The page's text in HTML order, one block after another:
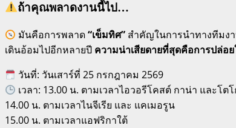
ถ้าคุณพลาดงานนี้ไป…
มันคือการพลาด“เข็มทิศ” สำคัญในการนำทางทีมง
เดินอ้อมไปอีกหลายปี ความน่าเสียดายที่สุดคือการปล่อ
วันที่: วันเสาร์ที่ 25 กรกฎาคม 2569
เวลา: 13.00 น. ตามเวลาไอวอรีโคสต์ กาน่า และโต
14.00 น. ตามเวลาไนจีเรีย และ แคเมอรูน
15.00 น. ตามเวลาแอฟริกาใต้